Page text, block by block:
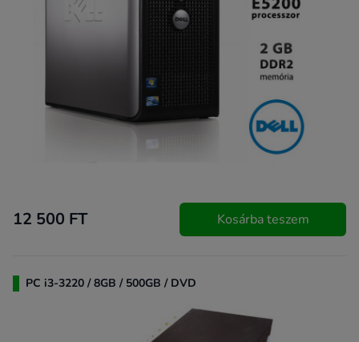
12 500 FT Kosárba teszem
PC i3-3220 / 8GB / 500GB / DVD